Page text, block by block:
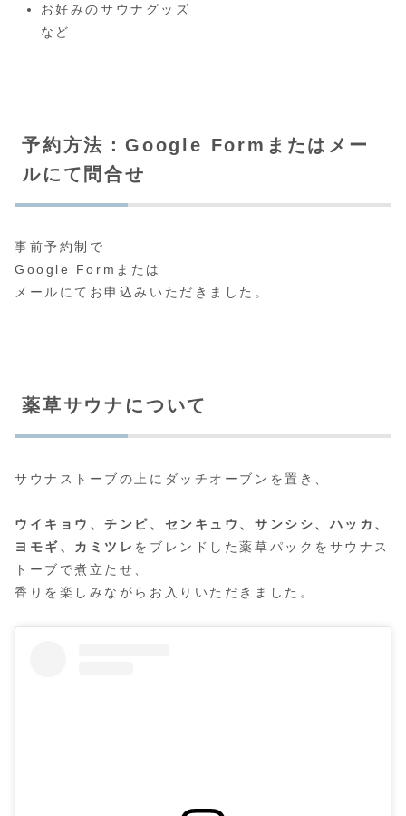
お好みのサウナグッズ
など
予約方法：Google Formまたはメー
ルにて問合せ
事前予約制で
Google Formまたは
メールにてお申込みいただきました。
薬草サウナについて
サウナストーブの上にダッチオーブンを置き、
ウイキョウ、チンピ、センキュウ、サンシシ、ハッカ、
ヨモギ、カミツレ をブレンドした薬草パックをサウナス
トーブで煮立たせ、
香りを楽しみながらお入りいただきました。